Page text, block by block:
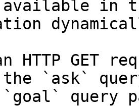
in
HTTP GET
the `ask`
query